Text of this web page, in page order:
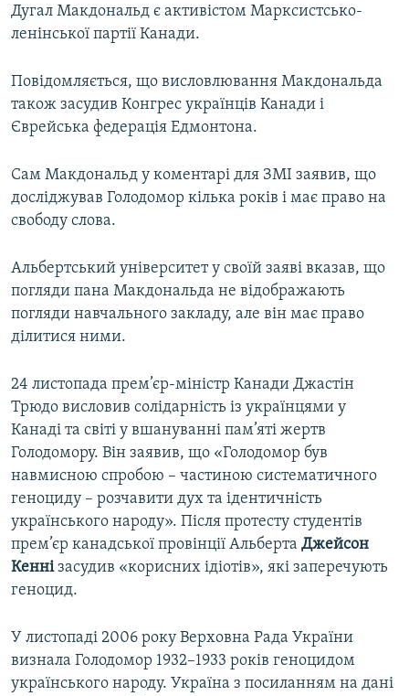
Дугал Макдональд є активістом Марксистсько-
ленінської партії Канади.
Повідомляється, що висловлювання Макдональда
також засудив Конгрес українців Канади і
Єврейська федерація Едмонтона.
Сам Макдональд у коментарі для ЗМІ заявив, що
досліджував Голодомор кілька років і має право на
свободу слова.
Альбертський університет у своїй заяві вказав, що
погляди пана Макдональда не відображають
погляди навчального закладу, але він має право
ділитися ними.
24 листопада прем’єр-міністр Канади Джастін
Трюдо висловив солідарність із українцями у
Канаді та світі у вшануванні пам’яті жертв
Голодомору. Він заявив, що «Голодомор був
навмисною спробою – частиною систематичного
геноциду – розчавити дух та ідентичність
українського народу». Після протесту студентів
прем’єр канадської провінції Альберта Джейсон
Кеннізасудив «корисних ідіотів», які заперечують
геноцид.
У листопаді 2006 року Верховна Рада України
визнала Голодомор 1932–1933 років геноцидом
українського народу. Україна з посиланням на дані